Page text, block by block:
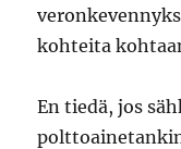
kohteita
En tiedä, jos